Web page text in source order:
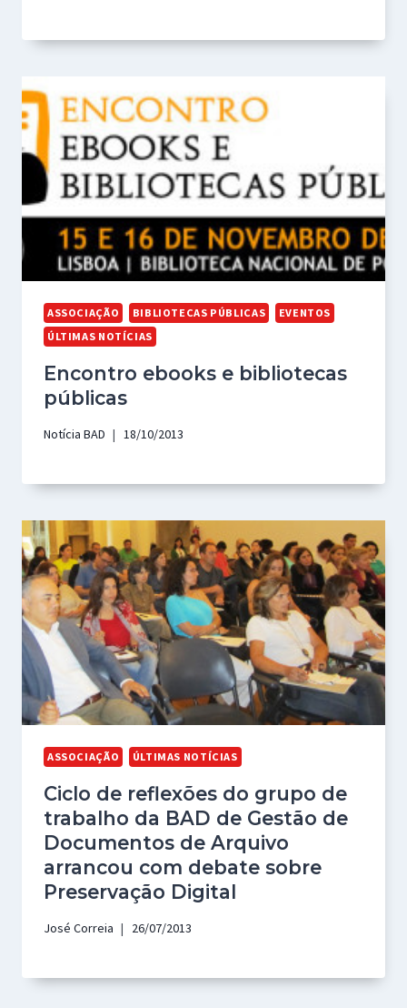
ASSOCIAÇÃO BIBLIOTECAS PÚBLICAS
EVENTOS
ÚLTIMAS NOTÍCIAS
Encontro ebooks e bibliotecas
públicas
Notícia BAD 18/10/2013
ASSOCIAÇÃO ÚLTIMAS NOTÍCIAS
Ciclo de reflexões do grupo de
trabalho da BAD de Gestão de
Documentos de Arquivo
arrancou com debate sobre
Preservação Digital
José Correia 26/07/2013